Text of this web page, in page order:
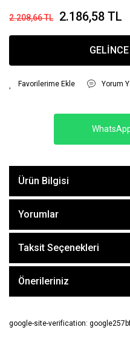
2.208,66 TL 2.186,58 TL
Yorum
Ürün Bilgisi
Yorumlar
Taksit Seçenekleri
Önerileriniz
google-site-verification: